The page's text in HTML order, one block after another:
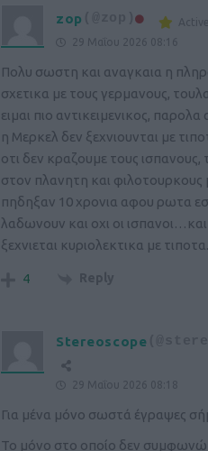
zop (@zop)
29 Μαΐου 2026 08:16
Πολυ σωστη και αναγκαια η
σχετικα με τους γερμανους,
ειμαι πιο αντικειμενικος,
η Μερκελ δεν ξεχνιουνται με
οτι δεν κραζουμε τους ισπανους,
στον πλανητη και φιλοτουρκους
πηδηξαν 10 χρονια αφου ρωτα
λαδωνουν και οχι οι
ξεχνιεται κυριολεκτικα με
4 Reply
Stereoscope
29 Μαΐου 2026 08:18
Για μένα μόνο σωστά έγραψες
Το μόνο στο οποίο δεν συμφωνώ